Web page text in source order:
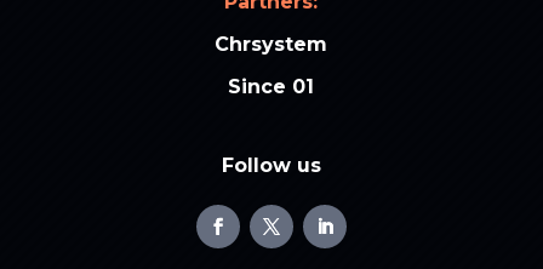
Chrsystem
Since 01
Follow us